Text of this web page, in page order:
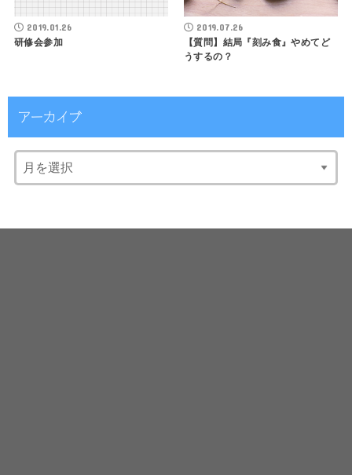
2019.01.26
研修会参加
2019.07.26
【質問】結局『刻み食』やめてど
うするの？
アーカイブ